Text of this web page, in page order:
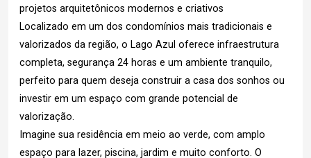
projetos arquitetônicos modernos e criativos
Localizado em um dos condomínios mais tradicionais e
valorizados da região, o Lago Azul oferece infraestrutura
completa, segurança 24 horas e um ambiente tranquilo,
perfeito para quem deseja construir a casa dos sonhos ou
investir em um espaço com grande potencial de
valorização.
Imagine sua residência em meio ao verde, com amplo
espaço para lazer, piscina, jardim e muito conforto. O